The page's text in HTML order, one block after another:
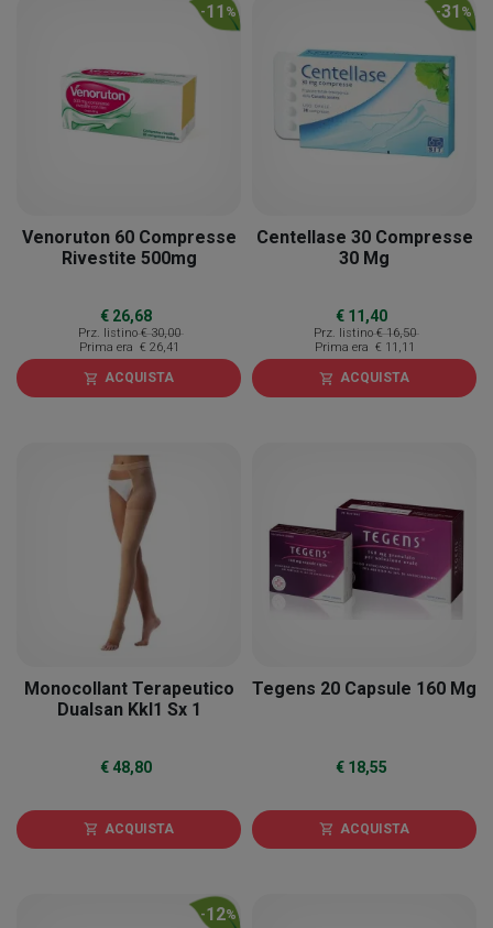
-11 %
Venoruton 60 Compresse
Rivestite 500mg
€ 26,68
Prz. listino € 30,00
Prima era € 26,41
shopping_cart ACQUISTA
-31 %
Centellase 30 Compresse
30 Mg
€ 11,40
Prz. listino € 16,50
Prima era € 11,11
shopping_cart ACQUISTA
Monocollant Terapeutico
Dualsan Kkl1 Sx 1
€ 48,80
shopping_cart ACQUISTA
Tegens 20 Capsule 160 Mg
€ 18,55
shopping_cart ACQUISTA
-12%